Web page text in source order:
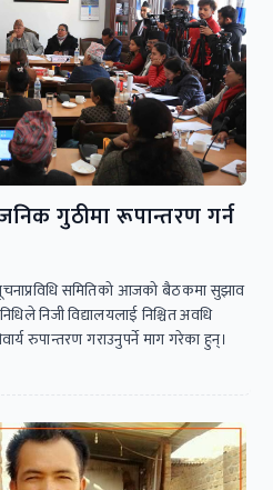
गुठीमा रूपान्तरण गर्न
सूचनाप्रविधि समितिको आजको बैठकमा सुझाव
निजी विद्यालयलाई निश्चित अवधि
रुपान्तरण गराउनुपर्ने माग गरेका हुन्।